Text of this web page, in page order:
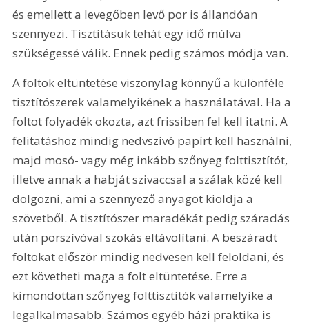
és emellett a levegőben levő por is állandóan
szennyezi. Tisztításuk tehát egy idő múlva
szükségessé válik. Ennek pedig számos módja van.
A foltok eltüntetése viszonylag könnyű a különféle
tisztítószerek valamelyikének a használatával. Ha a
foltot folyadék okozta, azt frissiben fel kell itatni. A
felitatáshoz mindig nedvszívó papírt kell használni,
majd mosó- vagy még inkább szőnyeg folttisztítót,
illetve annak a habját szivaccsal a szálak közé kell
dolgozni, ami a szennyező anyagot kioldja a
szövetből. A tisztítószer maradékát pedig száradás
után porszívóval szokás eltávolítani. A beszáradt
foltokat először mindig nedvesen kell feloldani, és
ezt követheti maga a folt eltüntetése. Erre a
kimondottan szőnyeg folttisztítók valamelyike a
legalkalmasabb. Számos egyéb házi praktika is